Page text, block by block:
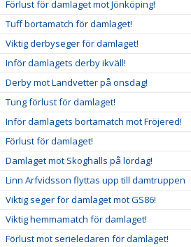
Förlust för damlaget mot Jönköping!
Tuff bortamatch för damlaget!
Viktig derbyseger för damlaget!
Inför damlagets derby ikväll!
Derby mot Landvetter på onsdag!
Tung förlust för damlaget!
Inför damlagets bortamatch mot Fröjered!
Förlust för damlaget!
Damlaget mot Skoghalls på lördag!
Linn Arfvidsson flyttas upp till damtruppen
Viktig seger för damlaget mot GS86!
Viktig hemmamatch för damlaget!
Förlust mot serieledaren för damlaget!